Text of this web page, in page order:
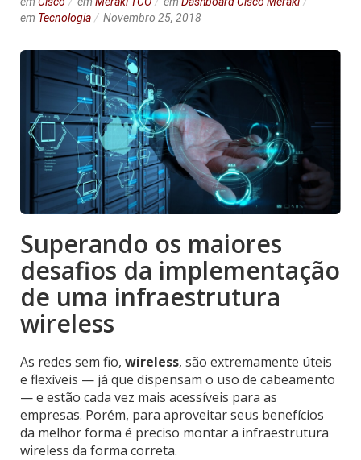
em Tecnologia Novembro 25, 2018
Superando os maiores
desafios da implementação
de uma infraestrutura
wireless
As redes sem fio, wireless, são extremamente úteis
e flexíveis — já que dispensam o uso de cabeamento
— e estão cada vez mais acessíveis para as
empresas. Porém, para aproveitar seus benefícios
da melhor forma é preciso montar a infraestrutura
wireless da forma correta.